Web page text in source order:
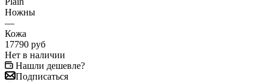
Ножны
—
Кожа
17790 руб
Нет в наличии
Нашли дешевле?
Подписаться